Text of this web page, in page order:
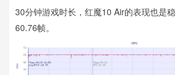
30分钟游戏时长，红魔10 Air的表现也是
60.76帧。